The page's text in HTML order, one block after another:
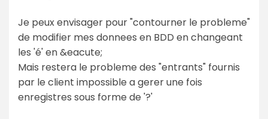
Je peux envisager pour "contourner le probleme"
de modifier mes donnees en BDD en changeant
les 'é' en &eacute;
Mais restera le probleme des "entrants" fournis
par le client impossible a gerer une fois
enregistres sous forme de '?'